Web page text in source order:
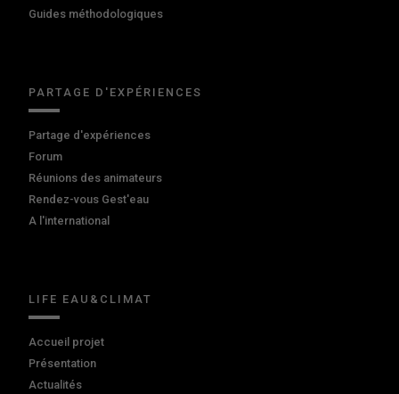
Guides méthodologiques
PARTAGE D'EXPÉRIENCES
Partage d'expériences
Forum
Réunions des animateurs
Rendez-vous Gest'eau
A l'international
LIFE EAU&CLIMAT
Accueil projet
Présentation
Actualités